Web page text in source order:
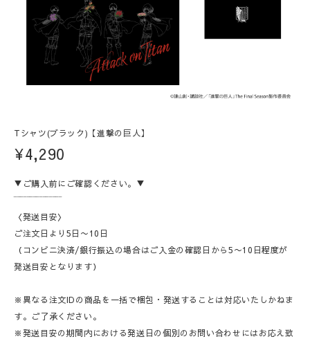
Tシャツ(ブラック)【進撃の巨人】
¥4,290
▼ご購入前にご確認ください。▼
‾‾‾‾‾‾‾‾‾‾‾‾‾‾‾
〈発送目安〉
ご注文日より5日〜10日
（コンビニ決済/銀行振込の場合はご入金の確認日から5〜10日程度が
発送目安となります）
※異なる注文IDの商品を一括で梱包・発送することは対応いたしかねま
す。ご了承ください。
※発送目安の期間内における発送日の個別のお問い合わせにはお応え致